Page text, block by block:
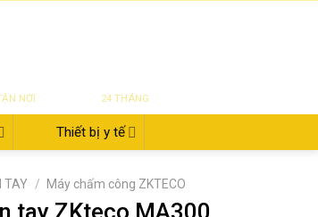
NƠI
24 THÁNG
Thiết bị y tế
TAY / Máy chấm công ZKTECO
tay ZKteco MA300